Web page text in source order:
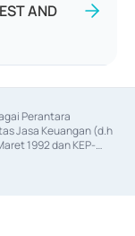
AND
Perantara
Jasa Keuangan (d.h
1992 dan KEP-
Penjamin Emisi
Nomor KEP-
Nomor S-